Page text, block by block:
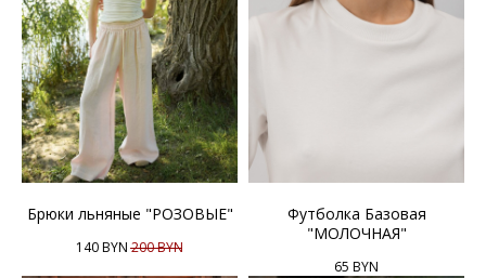
Брюки льняные "РОЗОВЫЕ"
140BYN 200BYN
Футболка Базовая
"МОЛОЧНАЯ"
65 BYN